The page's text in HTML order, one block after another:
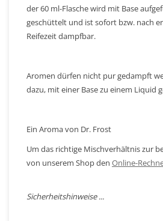
der 60 ml-Flasche wird mit Base
geschüttelt und ist sofort bzw. nach
Reifezeit dampfbar.
Aromen dürfen nicht pur gedampft
dazu, mit einer Base zu einem Liquid
Ein Aroma von Dr. Frost
Um das richtige Mischverhältnis zur
von unserem Shop den Online-
Sicherheitshinweise ...